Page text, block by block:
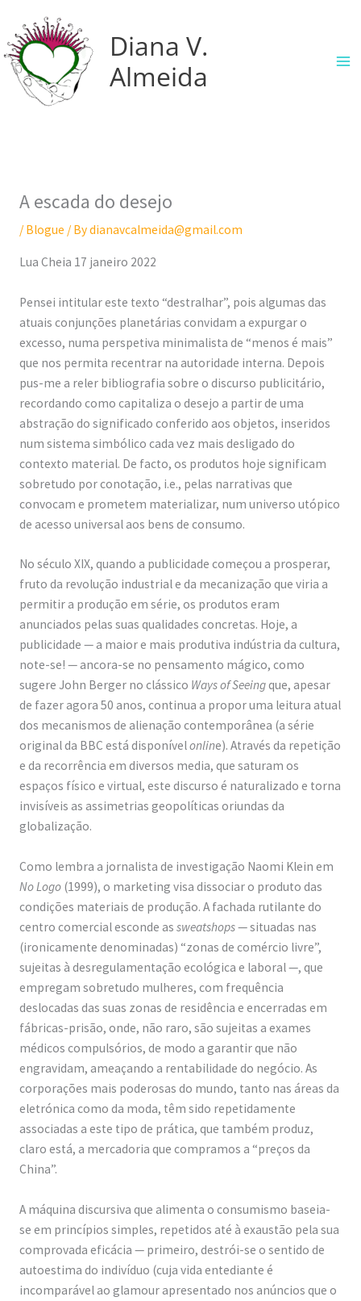
content
Diana V.
Almeida
A escada do desejo
/ Blogue / Bydianavcalmeida@gmail.com
Lua Cheia 17 janeiro 2022
Pensei intitular este texto “destralhar”, pois algumas das
atuais conjunções planetárias convidam a expurgar o
excesso, numa perspetiva minimalista de “menos é mais”
que nos permita recentrar na autoridade interna. Depois
pus-me a reler bibliografia sobre o discurso publicitário,
recordando como capitaliza o desejo a partir de uma
abstração do significado conferido aos objetos, inseridos
num sistema simbólico cada vez mais desligado do
contexto material. De facto, os produtos hoje significam
sobretudo por conotação, i.e., pelas narrativas que
convocam e prometem materializar, num universo utópico
de acesso universal aos bens de consumo.
No século XIX, quando a publicidade começou a prosperar,
fruto da revolução industrial e da mecanização que viria a
permitir a produção em série, os produtos eram
anunciados pelas suas qualidades concretas. Hoje, a
publicidade — a maior e mais produtiva indústria da cultura,
note-se! — ancora-se no pensamento mágico, como
sugere John Berger no clássico Ways of Seeingque, apesar
de fazer agora 50 anos, continua a propor uma leitura atual
dos mecanismos de alienação contemporânea (a série
original da BBC está disponívelonline). Através da repetição
e da recorrência em diversos media, que saturam os
espaços físico e virtual, este discurso é naturalizado e torna
invisíveis as assimetrias geopolíticas oriundas da
globalização.
Como lembra a jornalista de investigação Naomi Klein em
No Logo(1999), o marketing visa dissociar o produto das
condições materiais de produção. A fachada rutilante do
centro comercial esconde as sweatshops— situadas nas
(ironicamente denominadas) “zonas de comércio livre”,
sujeitas à desregulamentação ecológica e laboral —, que
empregam sobretudo mulheres, com frequência
deslocadas das suas zonas de residência e encerradas em
fábricas-prisão, onde, não raro, são sujeitas a exames
médicos compulsórios, de modo a garantir que não
engravidam, ameaçando a rentabilidade do negócio. As
corporações mais poderosas do mundo, tanto nas áreas da
eletrónica como da moda, têm sido repetidamente
associadas a este tipo de prática, que também produz,
claro está, a mercadoria que compramos a “preços da
China”.
A máquina discursiva que alimenta o consumismo baseia-
se em princípios simples, repetidos até à exaustão pela sua
comprovada eficácia — primeiro, destrói-se o sentido de
autoestima do indivíduo (cuja vida entediante é
incomparável ao glamour apresentado nos anúncios que o
e
s
q
r
e
G
t
u
r
e
O
C
o
s
o
d
A
m
o
r
s
ó
l
e
o
s
s
s
e
c
i
a
i
s
b
i
l
ó
g
c
a
s
O
r
g
a
n
i
c
e
e
n
i
Q
u
e
g
a
m
s
s
e
r